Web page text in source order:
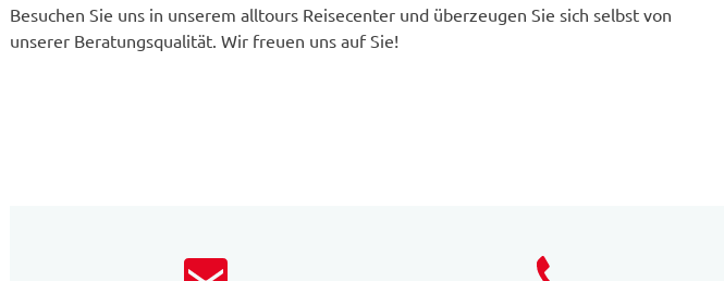
Besuchen Sie uns in unserem alltours Reisecenter und überzeugen Sie sich selbst von
unserer Beratungsqualität. Wir freuen uns auf Sie!